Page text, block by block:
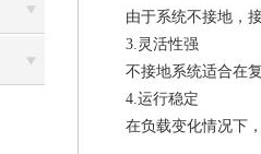
由于系统不接地，接
3.灵活性强
不接地系统适合在复
4.运行稳定
在负载变化情况下，